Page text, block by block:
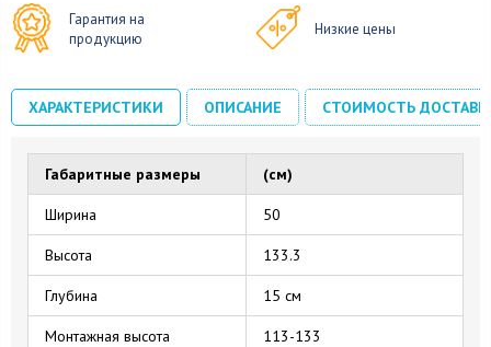
Гарантия на
продукцию
Низкие цены
ХАРАКТЕРИСТИКИ ОПИСАНИЕ СТОИМОСТЬ
Габаритные размеры (см)
Ширина 50
Высота 133.3
Глубина 15 см
Монтажная высота 113-133